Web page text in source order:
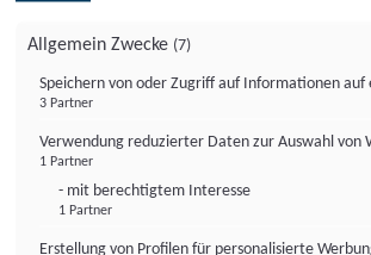
Allgemein Zwecke (7)
Speichern von oder Zugriff auf Informationen auf
3 Partner
Verwendung reduzierter Daten zur Auswahl von
1 Partner
- mit berechtigtem Interesse
1 Partner
Erstellung von Profilen für personalisierte